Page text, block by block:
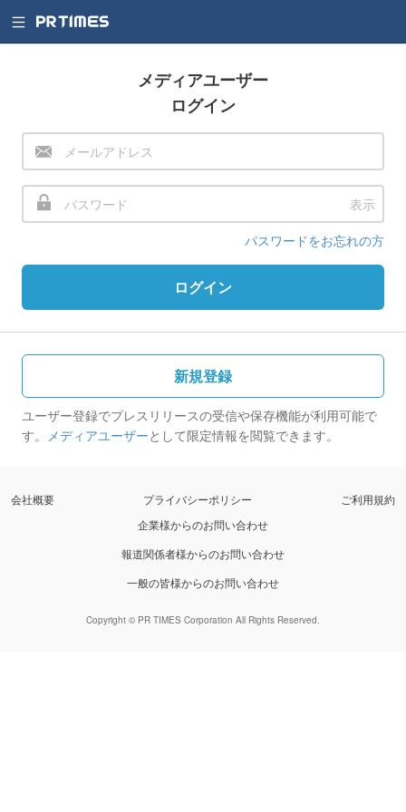
メディアユーザー
ログイン
表示
パスワードをお忘れの方
ログイン
新規登録
ユーザー登録でプレスリリースの受信や保存機能が利用可能で
す。 メディアユーザーとして限定情報を閲覧できます。
会社概要 プライバシーポリシー
ご利用規約
企業様からのお問い合わせ
報道関係者様からのお問い合わせ
一般の皆様からのお問い合わせ
Copyright © PR TIMES Corporation All Rights Reserved.